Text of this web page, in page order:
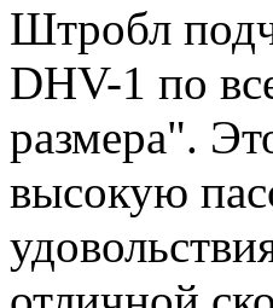
Штробл
DHV-1 по
размера".
высокую